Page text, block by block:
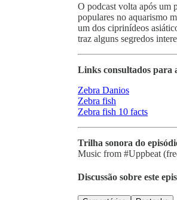
O podcast volta após um
populares no aquarismo
um dos ciprinídeos
traz alguns segredos
Links consultados para
Zebra Danios
Zebra fish
Zebra fish 10 facts
Trilha sonora do
Music from #Uppbeat
Discussão sobre este